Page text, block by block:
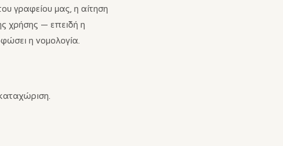
γραφείου μας, η αίτηση
χρήσης — επειδή η
η νομολογία.